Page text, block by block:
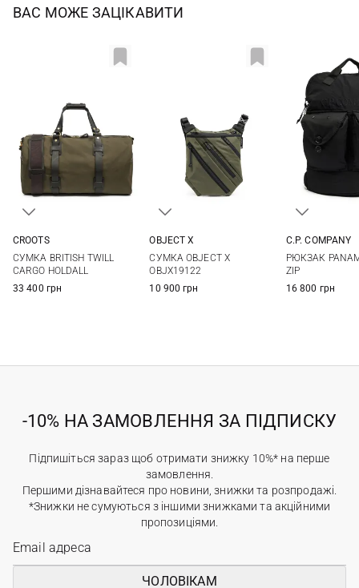
ВАС МОЖЕ ЗАЦІКАВИТИ
CROOTS
СУМКА BRITISH TWILL
CARGO HOLDALL
33 400 грн
OBJECT X
СУМКА OBJECT X
OBJX19122
10 900 грн
C.P. COMPANY
РЮКЗАК
ZIP
16 800 грн
-10% НА ЗАМОВЛЕННЯ ЗА ПІДПИСКУ
Підпишіться зараз щоб отримати знижку 10%* на перше
замовлення.
Першими дізнавайтеся про новини, знижки та розпродажі.
*Знижки не сумуються з іншими знижками та акційними
пропозиціями.
ЧОЛОВІКАМ